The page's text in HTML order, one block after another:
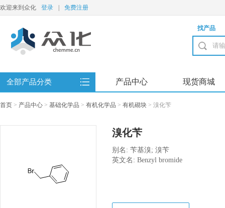
欢迎来到众化 登录 免费注册
找产品
全部产品分类 产品中心 现货商城
首页 > 产品中心 > 基础化学品 > 有机化学品 > 有机砌块 > 溴化苄
溴化苄
别名: 苄基溴; 溴苄
英文名: Benzyl bromide